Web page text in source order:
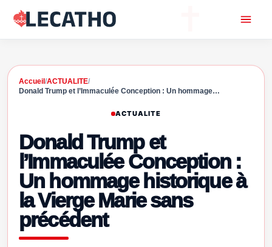
Accueil /ACTUALITE/
Donald Trump et l’Immaculée Conception : Un hommage…
ACTUALITE
Donald Trump et
l’Immaculée Conception :
Un hommage historique à
la Vierge Marie sans
précédent